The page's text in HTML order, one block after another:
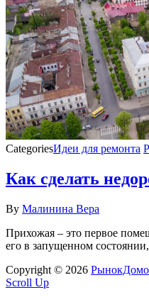
CategoriesИдеи для ремонта
Как сделать
By Малинина Вера
Прихожая – это первое
его в запущенном состоянии,
Copyright © 2026
Scroll Up